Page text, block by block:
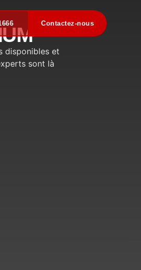
Contactez-nous
disponibles et
sont là